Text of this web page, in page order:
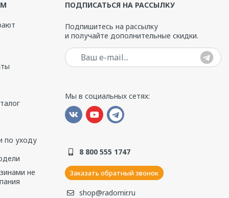
по уходу
не
ПОДПИСАТЬСЯ НА РАССЫЛКУ
Подпишитесь на рассылку
и получайте дополнительные скидки.
Ваш e-mail
Мы в социальных сетях:
8 800 555 1747
Заказать обратный звонок
shop@radomir.ru